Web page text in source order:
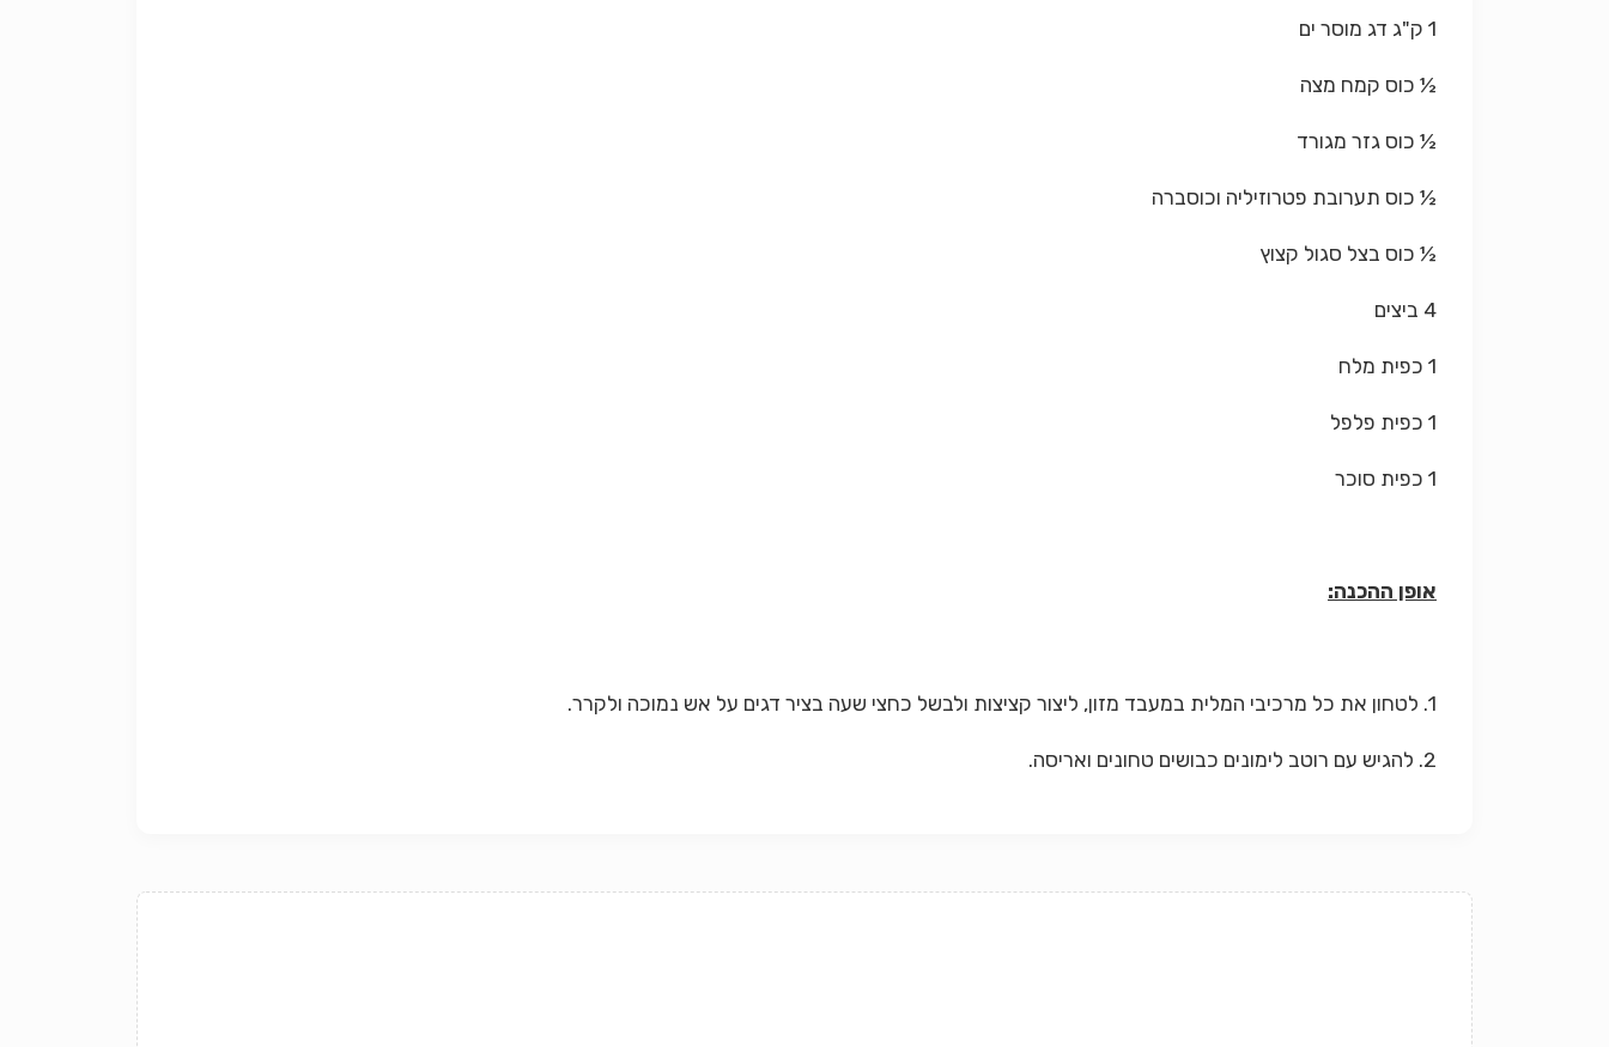
1 ק"ג דג מוסר ים
½ כוס קמח מצה
½ כוס גזר מגורד
½ כוס תערובת פטרוזיליה וכוסברה
½ כוס בצל סגול קצוץ
4 ביצים
1 כפית מלח
1 כפית פלפל
1 כפית סוכר
אופן ההכנה:
1. לטחון את כל מרכיבי המלית במעבד מזון, ליצור קציצות ולבשל כחצי שעה בציר דגים על אש נמוכה ולקרר.
2. להגיש עם רוטב לימונים כבושים טחונים ואריסה.